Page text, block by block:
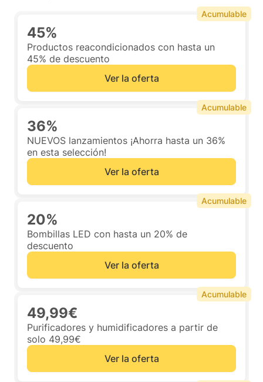
45%
Productos reacondicionados con hasta un
45% de descuento
Ver la oferta
Acumulable
36%
NUEVOS lanzamientos ¡Ahorra hasta un 36%
en esta selección!
Ver la oferta
Acumulable
20%
Bombillas LED con hasta un 20% de
descuento
Ver la oferta
Acumulable
49,99€
Purificadores y humidificadores a partir de
solo 49,99€
Ver la oferta
Acumulable